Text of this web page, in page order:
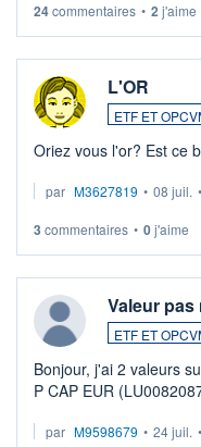
24commentaires • 2 j'aime
L'OR
ETF ET
Oriez vous l'or? Est ce
par M3627819 • 08 juil. •
3 commentaires • 0j'aime
Valeur
ETF ET
Bonjour, j'ai 2 valeurs
P CAP EUR
veux procéder à la
par M9598679 • 24 juil. •